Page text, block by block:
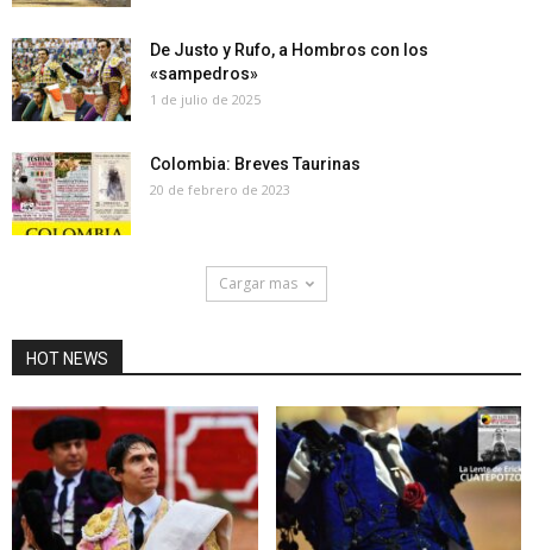
De Justo y Rufo, a Hombros con los
«sampedros»
1 de julio de 2025
Colombia: Breves Taurinas
20 de febrero de 2023
Cargar mas
HOT NEWS